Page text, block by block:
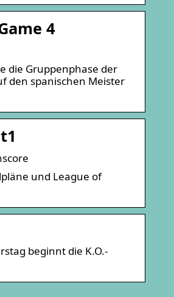
4
die Gruppenphase der
den spanischen Meister
und League of
beginnt die K.O.-